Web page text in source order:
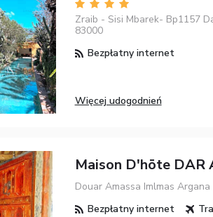
Zraib - Sisi Mbarek- Bp1157
83000
Bezpłatny internet
Więcej udogodnień
Maison D'hōte DAR
Douar Amassa Imlmas
Bezpłatny internet